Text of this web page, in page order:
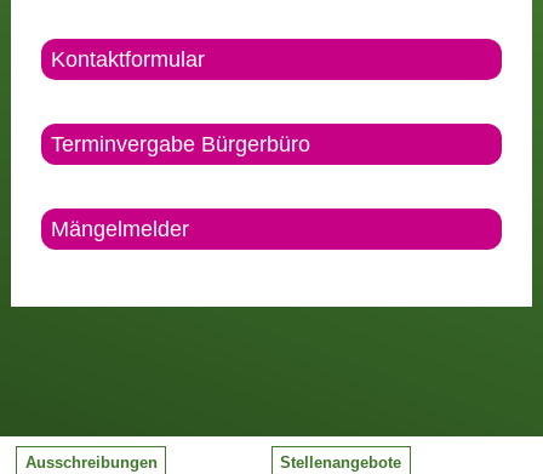
Kontaktformular
Terminvergabe Bürgerbüro
Mängelmelder
Ausschreibungen Stellenangebote